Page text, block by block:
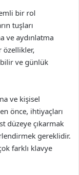
bir rol
tuşları
ve aydınlatma
özellikler,
ve günlük
ve kişisel
önce, ihtiyaçları
düzeye çıkarmak
gereklidir.
farklı klavye